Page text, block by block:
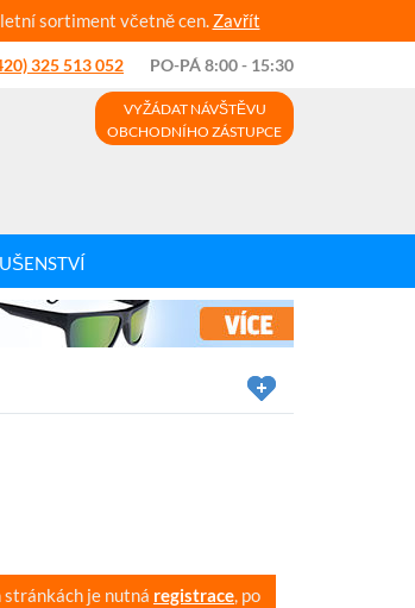
sortiment včetně cen. Zavřít
325 513 052 PO-PÁ 8:00 - 15:30
VYŽÁDAT NÁVŠTĚVU
OBCHODNÍHO ZÁSTUPCE
stránkách je nutná registrace, po